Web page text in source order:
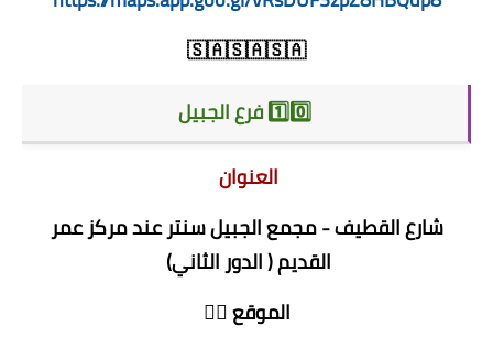
🇸🇦🇸🇦🇸🇦
1️⃣0️⃣ فرع الجبيل
العنوان
شارع القطيف - مجمع الجبيل سنتر عند مركز عمر
القديم ( الدور الثاني)
الموقع 👇🏻